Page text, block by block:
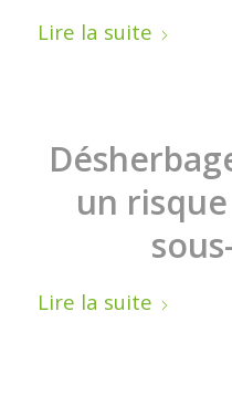
Lire la suite
un
Lire la suite